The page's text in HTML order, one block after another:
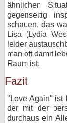
ähnlichen
gegenseitig
schauen, das
Lisa (Lydia
leider
man oft damit
Raum ist.
Fazit
"Love Again" ist
der mit der
durchaus ein